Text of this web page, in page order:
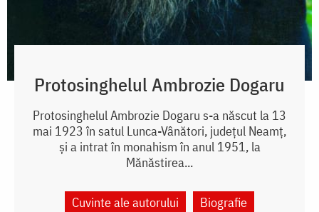
Protosinghelul Ambrozie Dogaru
Protosinghelul Ambrozie Dogaru s-a născut la 13
mai 1923 în satul Lunca-Vânători, județul Neamț,
și a intrat în monahism în anul 1951, la
Mănăstirea...
Cuvinte ale autorului
Biografie